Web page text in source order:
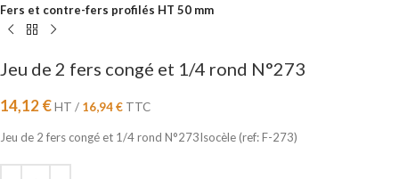
Fers et contre-fers profilés HT 50 mm
Jeu de 2 fers congé et 1/4 rond N°273
14,12€HT / 16,94€ TTC
Jeu de 2 fers congé et 1/4 rond N°273Isocèle (ref: F-273)